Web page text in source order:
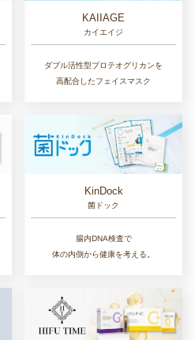
KAIIAGE
カイエイジ
ダブル活性型プロテオグリカンを
高配合したフェイスマスク
KinDock
菌ドック
腸内DNA検査で
体の内側から健康を考える。